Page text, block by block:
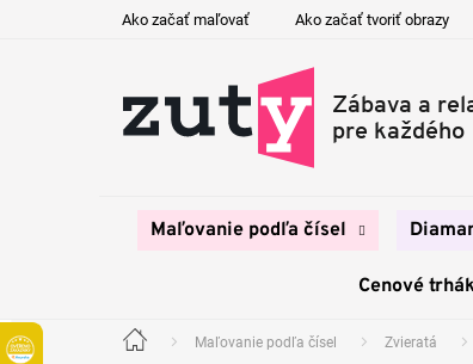
Ako začať maľovať Ako začať tvoriť obrazy
Maľovanie podľa čísel
Cenové
Domov Maľovanie podľa čísel Zvieratá